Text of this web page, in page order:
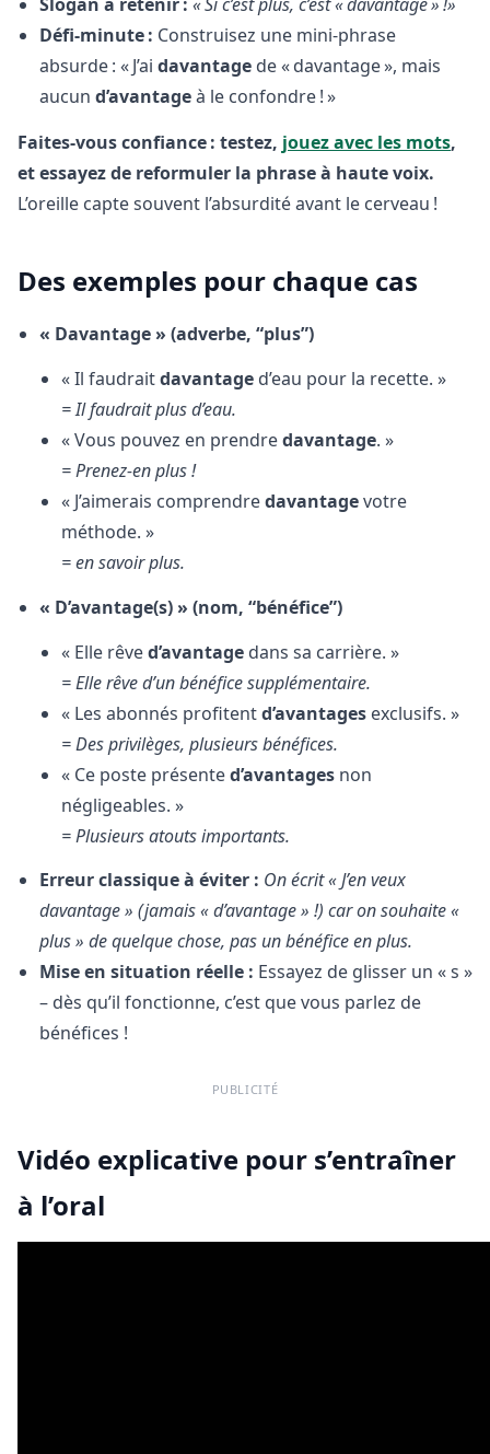
Défi-minute : Construisez une mini-phrase
absurde : « J’ai davantage de « davantage », mais
aucun d’avantageà le confondre ! »
Faites-vous confiance : testez, jouez avec les mots,
et essayez de reformuler la phrase à haute voix.
L’oreille capte souvent l’absurdité avant le cerveau !
Des exemples pour chaque cas
« Davantage » (adverbe, “plus”)
« Il faudraitdavantage d’eau pour la recette. »
= Il faudrait plus d’eau.
« Vous pouvez en prendredavantage. »
= Prenez-en plus !
« J’aimerais comprendredavantagevotre
méthode. »
= en savoir plus.
« D’avantage(s) » (nom, “bénéfice”)
« Elle rêved’avantage dans sa carrière. »
= Elle rêve d’un bénéfice supplémentaire.
« Les abonnés profitentd’avantages exclusifs. »
= Des privilèges, plusieurs bénéfices.
« Ce poste présented’avantages non
négligeables. »
= Plusieurs atouts importants.
Erreur classique à éviter : On écrit « J’en veux
davantage » (jamais « d’avantage » !) car on souhaite «
plus » de quelque chose, pas un bénéfice en plus.
Mise en situation réelle : Essayez de glisser un « s »
– dès qu’il fonctionne, c’est que vous parlez de
bénéfices !
PUBLICITÉ
Vidéo explicative pour s’entraîner
à l’oral